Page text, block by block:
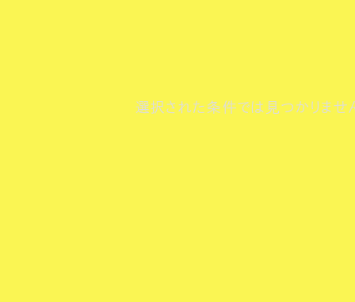
選択された条件では見つかりませ